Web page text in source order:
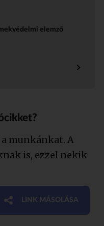
elemző
munkánkat. A
is, ezzel nekik
LINK MÁSOLÁSA